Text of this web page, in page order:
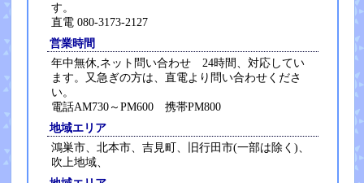
す。
直電 080-3173-2127
営業時間
年中無休,ネット問い合わせ 24時間、対応してい
ます。又急ぎの方は、直電より問い合わせくださ
い。
電話AM730～PM600 携帯PM800
地域エリア
鴻巣市、北本市、吉見町、旧行田市(一部は除く)、
吹上地域、